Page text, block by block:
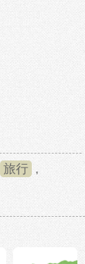
旅行 ,